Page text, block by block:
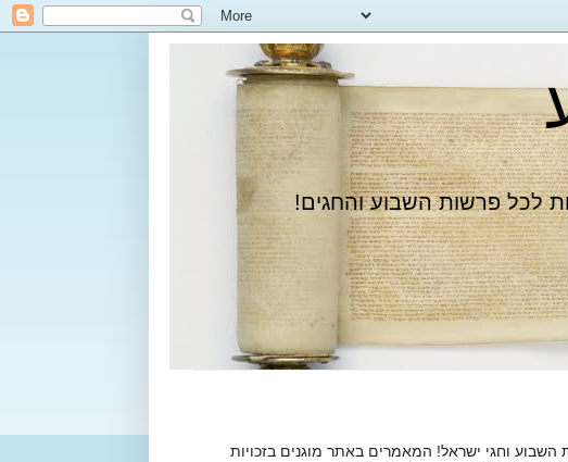
לכל פרשות השבוע והחגים!
וחגי ישראל! המאמרים באתר מוגנים בזכויות